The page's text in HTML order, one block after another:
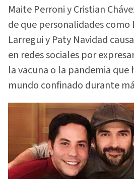
Maite Perroni y Cristian
de que personalidades como
Larregui y Paty Navidad
en redes sociales por
la vacuna o la pandemia
mundo confinado durante